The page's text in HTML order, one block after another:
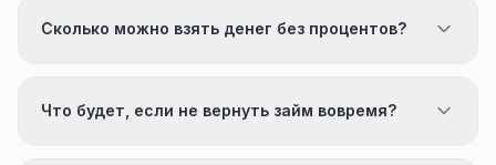
Сколько можно взять денег без процентов?
Что будет, если не вернуть займ вовремя?